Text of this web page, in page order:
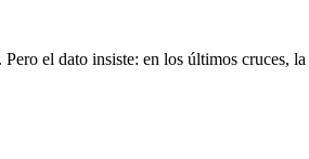
el dato insiste: en los últimos cruces,